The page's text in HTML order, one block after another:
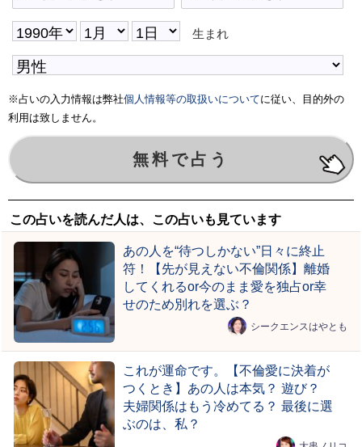
生まれ
※占いの入力情報は弊社個人情報等の取扱いについてに従い、目的外の
利用は致しません。
この占いを読んだ人は、この占いも見ています
あの人を“待つしかない”日々に終止
符！【先が見えない不倫関係】離婚
してくれるor今のまま愛を独占or幸
せのため別れを選ぶ？
シークエンスはやとも
これが運命です。【不倫愛に決着が
つくとき】あの人は本気？ 遊び？
夫婦関係はもう冷めてる？ 最後に選
ぶのは、私？